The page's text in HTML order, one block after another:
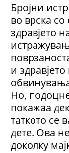
Бројни
во врска со
здравјето
и
Но,
покажаа
таткото се
дете. Ова
доколку